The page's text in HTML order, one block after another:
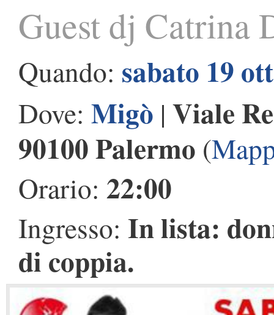
Guest dj Catrina
Quando: sabato 19
Dove: Migò | Viale
90100 Palermo (
Orario: 22:00
Ingresso: In lista:
di coppia.